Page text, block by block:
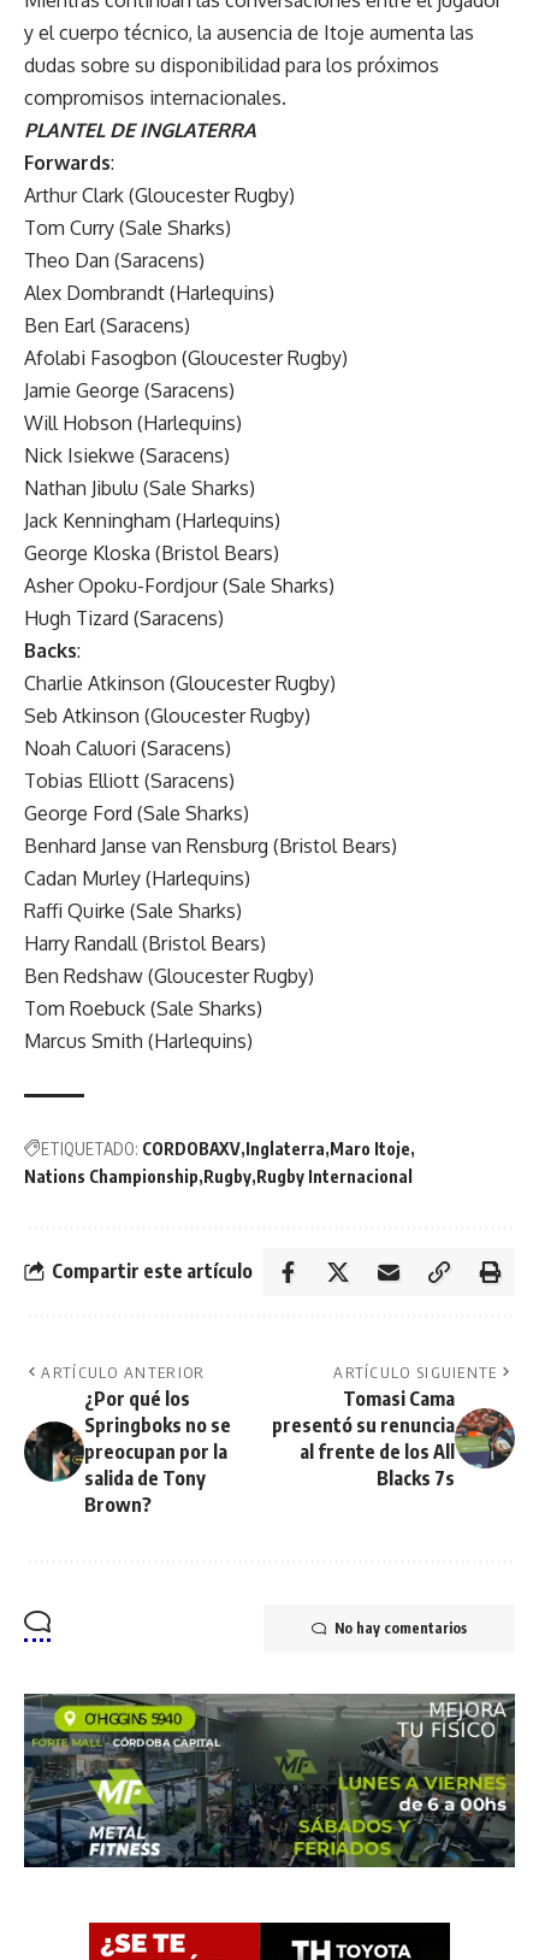
y el cuerpo técnico, la ausencia de Itoje aumenta las
dudas sobre su disponibilidad para los próximos
compromisos internacionales.
PLANTEL DE INGLATERRA
Forwards:
Arthur Clark (Gloucester Rugby)
Tom Curry (Sale Sharks)
Theo Dan (Saracens)
Alex Dombrandt (Harlequins)
Ben Earl (Saracens)
Afolabi Fasogbon (Gloucester Rugby)
Jamie George (Saracens)
Will Hobson (Harlequins)
Nick Isiekwe (Saracens)
Nathan Jibulu (Sale Sharks)
Jack Kenningham (Harlequins)
George Kloska (Bristol Bears)
Asher Opoku-Fordjour (Sale Sharks)
Hugh Tizard (Saracens)
Backs:
Charlie Atkinson (Gloucester Rugby)
Seb Atkinson (Gloucester Rugby)
Noah Caluori (Saracens)
Tobias Elliott (Saracens)
George Ford (Sale Sharks)
Benhard Janse van Rensburg (Bristol Bears)
Cadan Murley (Harlequins)
Raffi Quirke (Sale Sharks)
Harry Randall (Bristol Bears)
Ben Redshaw (Gloucester Rugby)
Tom Roebuck (Sale Sharks)
Marcus Smith (Harlequins)
ETIQUETADO: CORDOBAXV Inglaterra Maro Itoje
Nations Championship Rugby Rugby Internacional
Compartir este artículo
ARTÍCULO ANTERIOR
¿Por qué los
Springboks no se
preocupan por la
salida de Tony
Brown?
ARTÍCULO SIGUIENTE
Tomasi Cama
presentó su renuncia
al frente de los All
Blacks 7s
No hay comentarios